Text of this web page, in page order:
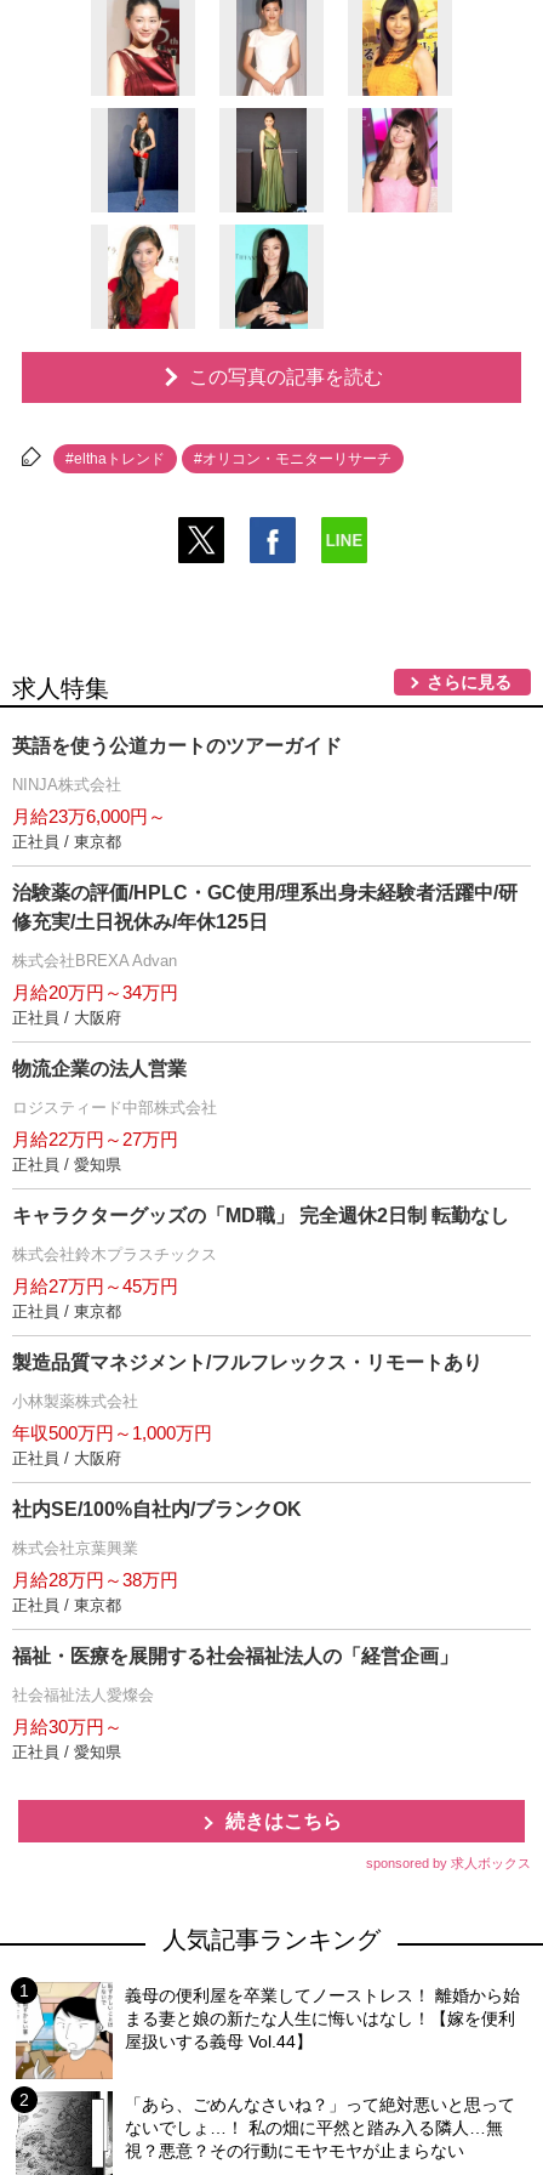
この写真の記事を読む
#elthaトレンド #オリコン・モニターリサーチ
求人特集 さらに見る
英語を使う公道カートのツアーガイド
NINJA株式会社
月給23万6,000円～
正社員 / 東京都
治験薬の評価/HPLC・GC使用/理系出身未経験者活躍中/研
修充実/土日祝休み/年休125日
株式会社BREXA Advan
月給20万円～34万円
正社員 / 大阪府
物流企業の法人営業
ロジスティード中部株式会社
月給22万円～27万円
正社員 / 愛知県
キャラクターグッズの「MD職」 完全週休2日制 転勤なし
株式会社鈴木プラスチックス
月給27万円～45万円
正社員 / 東京都
製造品質マネジメント/フルフレックス・リモートあり
小林製薬株式会社
年収500万円～1,000万円
正社員 / 大阪府
社内SE/100%自社内/ブランクOK
株式会社京葉興業
月給28万円～38万円
正社員 / 東京都
福祉・医療を展開する社会福祉法人の「経営企画」
社会福祉法人愛燦会
月給30万円～
正社員 / 愛知県
続きはこちら
sponsored by 求人ボックス
人気記事ランキング
義母の便利屋を卒業してノーストレス！ 離婚から始
まる妻と娘の新たな人生に悔いはなし！【嫁を便利
屋扱いする義母 Vol.44】
「あら、ごめんなさいね？」って絶対悪いと思って
ないでしょ…！ 私の畑に平然と踏み入る隣人…無
視？悪意？その行動にモヤモヤが止まらない